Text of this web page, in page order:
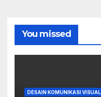
You missed
DESAIN KOMUNIKASI VISUAL